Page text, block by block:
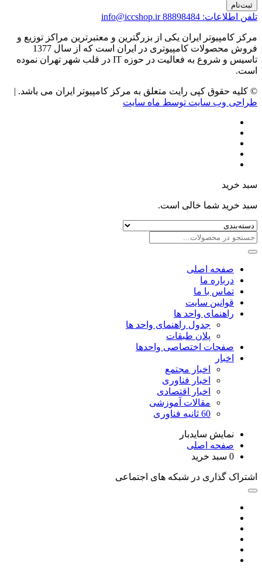
ثبت‌نام
تلفن اطلاعات: 88898484 info@iccshop.ir
مرکز کامپیوتر ایران یکی از بزرگترین و معتبرترین مراکز توزیع و
فروش محصولات کامپیوتری در ایران است که از سال 1377
تاسیس و شروع به فعالیت در حوزه IT در قلب شهر تهران نموده
است.
© کلیه حقوق کپی رایت متعلق به مرکز کامپیوتر ایران می باشد. |
طراحی وب سایت توسط ماه سایت
سبد خرید
سبد خرید شما خالی است.
صفحه اصلی
درباره ما
تماس با ما
قوانین سایت
راهنمای واحد ها
جدول راهنمای واحد ها
پلان طبقات
صفحات اختصاصی واحدها
اخبار
اخبار مجتمع
اخبار فناوری
اخبار اقتصادی
مقالات آموزشی
60 ثانیه فناوری
نمایش سایدبار
صفحه اصلی
0 سبد خرید
اشتراک گذاری در شبکه های اجتماعی